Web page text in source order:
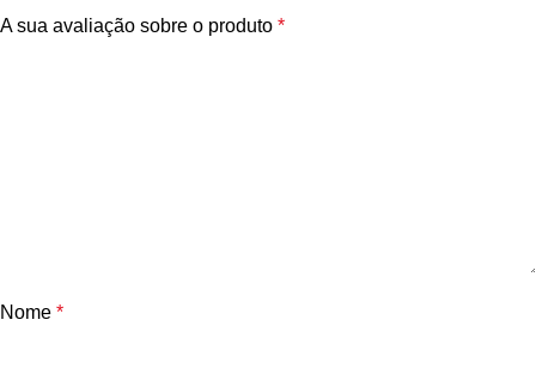
A sua avaliação sobre o produto *
Nome *